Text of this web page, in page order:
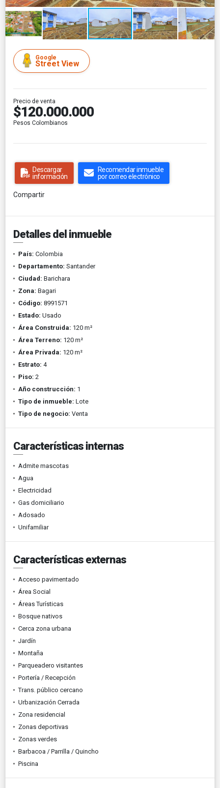
Google
Street View
Precio de venta
$120.000.000
Pesos Colombianos
Descargar
información
Recomendar inmueble
por correo electrónico
Compartir
Detalles del inmueble
País: Colombia
Departamento: Santander
Ciudad: Barichara
Zona: Bagari
Código: 8991571
Estado: Usado
Área Construida: 120 m²
Área Terreno: 120 m²
Área Privada: 120 m²
Estrato: 4
Piso: 2
Año construcción: 1
Tipo de inmueble: Lote
Tipo de negocio: Venta
Características internas
Admite mascotas
Agua
Electricidad
Gas domiciliario
Adosado
Unifamiliar
Características externas
Acceso pavimentado
Área Social
Áreas Turísticas
Bosque nativos
Cerca zona urbana
Jardín
Montaña
Parqueadero visitantes
Portería / Recepción
Trans. público cercano
Urbanización Cerrada
Zona residencial
Zonas deportivas
Zonas verdes
Barbacoa / Parrilla / Quincho
Piscina